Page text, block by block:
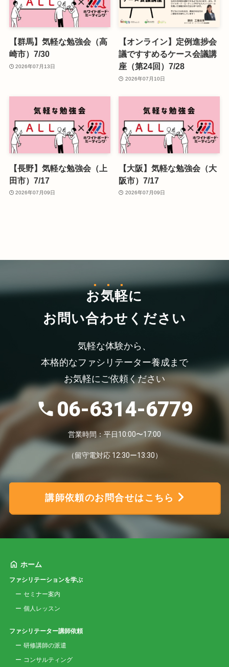
【群馬】気軽な勉強会（高
崎市）7/30
2026年07月13日
【オンライン】定例進捗会
議ですすめるケース会議講
座（第24回）7/28
2026年07月10日
【長野】気軽な勉強会（上
田市）7/17
2026年07月09日
【大阪】気軽な勉強会（大
阪市）7/17
2026年07月09日
お気軽に
お問い合わせください
気軽な体験から、
本格的なファシリテーター養成まで
お気軽にご依頼ください
06-6314-6779
営業時間：平日10:00〜17:00
（留守電対応 12:30ー13:30）
講師依頼のお問合せはこちら
ホーム
ファシリテーションを学ぶ
セミナー案内
個人レッスン
ファシリテーター講師依頼
研修講師の派遣
コンサルティング